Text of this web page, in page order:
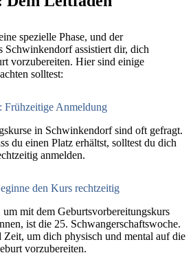
spezielle Phase, und der
Schwinkendorf assistiert dir, dich
vorzubereiten. Hier sind einige
solltest:
Frühzeitige Anmeldung
in Schwinkendorf sind oft gefragt.
du einen Platz erhältst, solltest du dich
anmelden.
den Kurs rechtzeitig
mit dem Geburtsvorbereitungskurs
ist die 25. Schwangerschaftswoche.
um dich physisch und mental auf die
vorzubereiten.